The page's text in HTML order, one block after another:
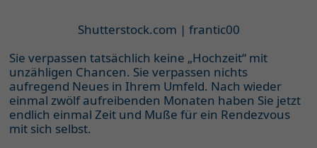
Shutterstock.com | frantic00
Sie verpassen tatsächlich keine „Hochzeit“ mit
unzähligen Chancen. Sie verpassen nichts
aufregend Neues in Ihrem Umfeld. Nach wieder
einmal zwölf aufreibenden Monaten haben Sie jetzt
endlich einmal Zeit und Muße für ein Rendezvous
mit sich selbst.